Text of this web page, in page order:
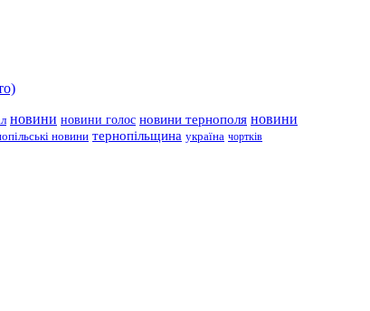
новини новини голос новини тернополя новини
новини тернопільщина україна чортків